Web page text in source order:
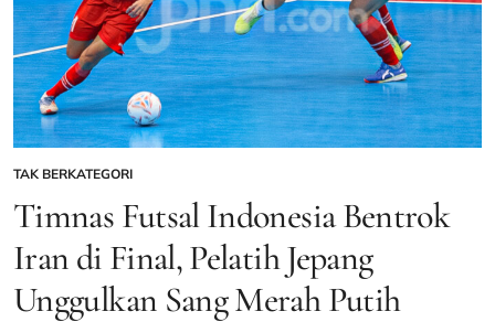
POSTED
IN
TAK BERKATEGORI
Timnas Futsal Indonesia Bentrok
Iran di Final, Pelatih Jepang
Unggulkan Sang Merah Putih